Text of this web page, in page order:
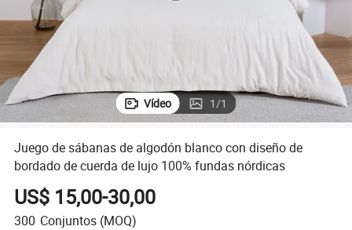
Vídeo 1/1
Juego de sábanas de algodón blanco con diseño de
bordado de cuerda de lujo 100% fundas nórdicas
US$ 15,00-30,00
300 Conjuntos (MOQ)